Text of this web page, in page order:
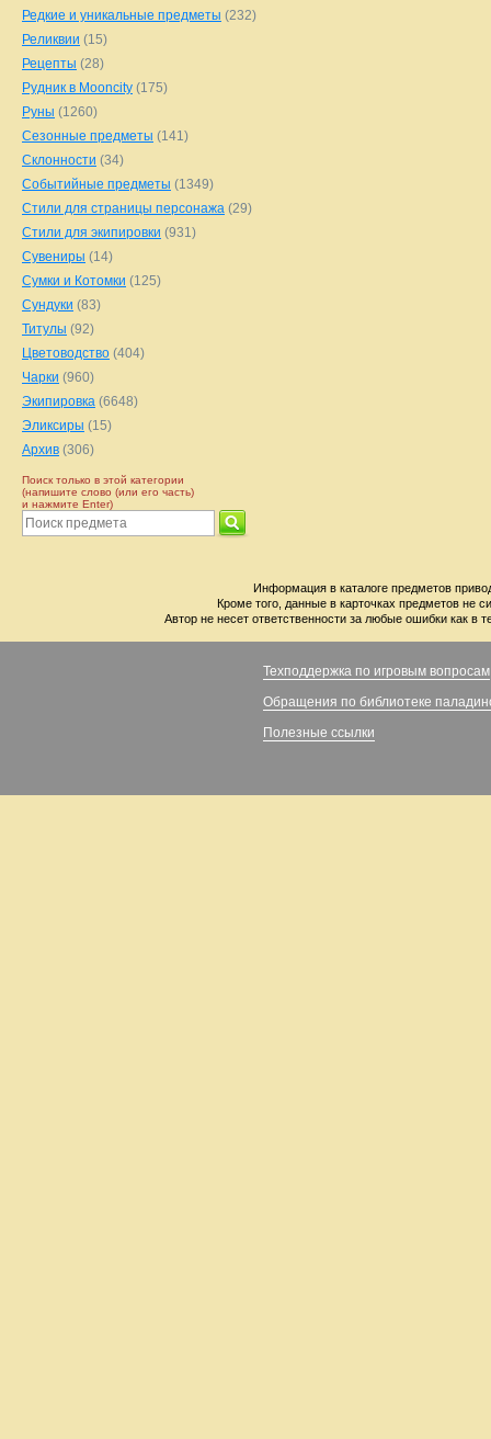
Редкие и уникальные предметы (232)
Реликвии (15)
Рецепты (28)
Рудник в Mooncity (175)
Руны (1260)
Сезонные предметы (141)
Склонности (34)
Событийные предметы (1349)
Стили для страницы персонажа (29)
Стили для экипировки (931)
Сувениры (14)
Сумки и Котомки (125)
Сундуки (83)
Титулы (92)
Цветоводство (404)
Чарки (960)
Экипировка (6648)
Эликсиры (15)
Архив (306)
Поиск только в этой категории
(напишите слово (или его часть)
и нажмите Enter)
Информация в каталоге предметов
Кроме того, данные в карточках предметов не
Автор не несет ответственности за любые ошибки как в
Техподдержка по игровым вопросам
Обращения по библиотеке
Полезные ссылки